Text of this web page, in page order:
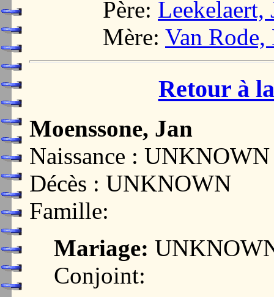
Père: Leekelaert,
Mère: Van
Retour à
Moenssone, Jan
Naissance : UNKNOWN
Décès : UNKNOWN
Famille:
Mariage:
Conjoint: